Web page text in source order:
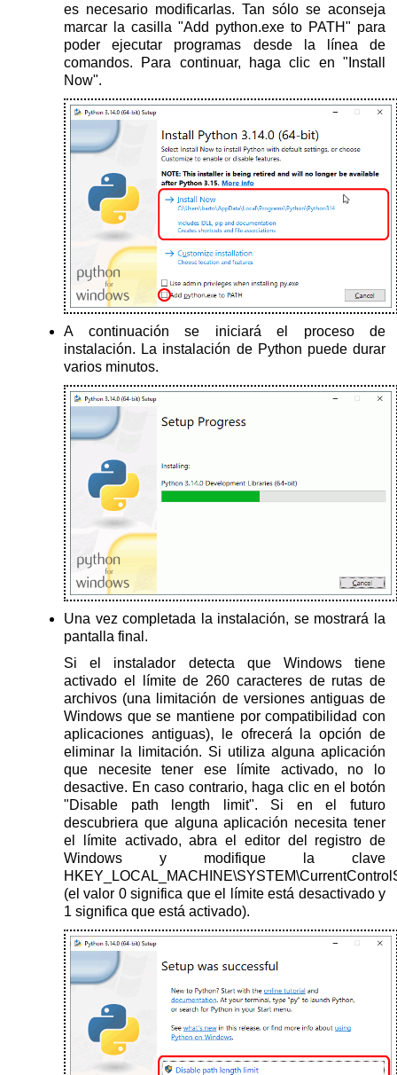
es necesario modificarlas. Tan sólo se aconseja
marcar la casilla "Add python.exe to PATH" para
poder ejecutar programas desde la línea de
comandos. Para continuar, haga clic en "Install
Now".
A continuación se iniciará el proceso de
instalación. La instalación de Python puede durar
varios minutos.
Una vez completada la instalación, se mostrará la
pantalla final.
Si el instalador detecta que Windows tiene
activado el límite de 260 caracteres de rutas de
archivos (una limitación de versiones antiguas de
Windows que se mantiene por compatibilidad con
aplicaciones antiguas), le ofrecerá la opción de
eliminar la limitación. Si utiliza alguna aplicación
que necesite tener ese límite activado, no lo
desactive. En caso contrario, haga clic en el botón
"Disable path length limit". Si en el futuro
descubriera que alguna aplicación necesita tener
el límite activado, abra el editor del registro de
Windows y modifique la clave
(el valor 0 significa que el límite está desactivado y
1 significa que está activado).